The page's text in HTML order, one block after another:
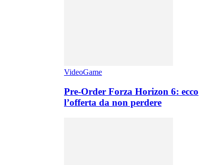
VideoGame
Pre-Order Forza Horizon 6: ecco
l’offerta da non perdere